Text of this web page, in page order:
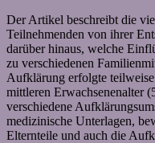
Der Artikel beschreibt die
Teilnehmenden von ihrer
darüber hinaus, welche
zu verschiedenen
Aufklärung erfolgte
mittleren Erwachsenenalter
verschiedene
medizinische Unterlagen,
Elternteile und auch die